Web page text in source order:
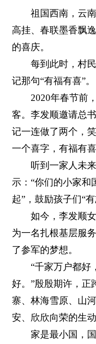
祖国西南，云
高挂、春联墨香飘
的喜庆。
每到此时，村
记那句“有福有喜”。
2020年春节前
客。李发顺邀请总
记一连做了两个，
一个喜字，有福有
听到一家人未
示：“你们的小家和
起”，鼓励孩子们“有
如今，李发顺
为一名扎根基层服
了参军的梦想。
“千家万户都好
好。”殷殷期许，正
寨、林海雪原、山
安、欣欣向荣的生动
家是最小国，